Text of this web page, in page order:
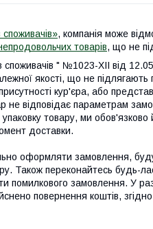
, компанія може
товарів, що не
споживачів " №1023-XII від
якості, що не
кур'єра, або
не відповідає параметрам
товару, ми обов'язково
доставки.
оформляти замовлення,
Також переконайтесь будь-
помилкового замовлення. У
повернення коштів,